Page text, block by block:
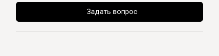
Задать вопрос